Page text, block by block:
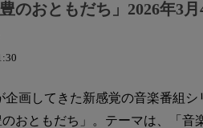
のおともだち」2026年3
企画してきた新感覚の音楽番組
おともだち」。テーマは、「音